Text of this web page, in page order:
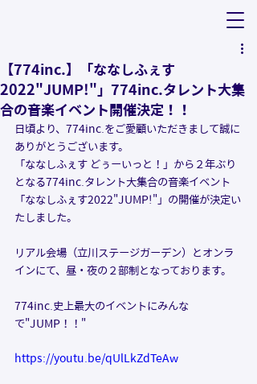
【774inc.】「ななしふぇす
2022"JUMP!"」774inc.タレント大集
合の音楽イベント開催決定！！
日頃より、774inc.をご愛顧いただきまして誠に
ありがとうございます。
「ななしふぇす どぅーいっと！」から２年ぶり
となる774inc.タレント大集合の音楽イベント
「ななしふぇす2022"JUMP!"」の開催が決定い
たしました。
リアル会場（立川ステージガーデン）とオンラ
インにて、昼・夜の２部制となっております。
774inc.史上最大のイベントにみんな
で"JUMP！！"
https://youtu.be/qUlLkZdTeAw